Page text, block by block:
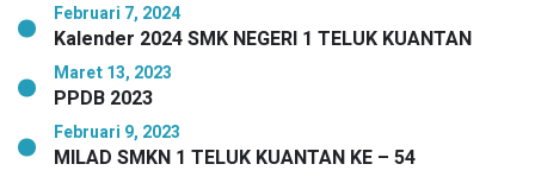
Februari 7, 2024
Kalender 2024 SMK NEGERI 1 TELUK KUANTAN
Maret 13, 2023
PPDB 2023
Februari 9, 2023
MILAD SMKN 1 TELUK KUANTAN KE – 54